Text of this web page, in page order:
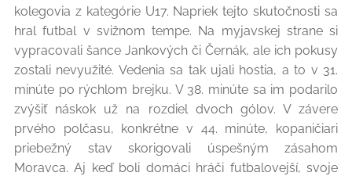
kolegovia z kategórie U17. Napriek tejto skutočnosti sa
hral futbal v svižnom tempe. Na myjavskej strane si
vypracovali šance Jankových či Černák, ale ich pokusy
zostali nevyužité. Vedenia sa tak ujali hostia, a to v 31.
minúte po rýchlom brejku. V 38. minúte sa im podarilo
zvýšiť náskok už na rozdiel dvoch gólov. V závere
prvého polčasu, konkrétne v 44. minúte, kopaničiari
priebežný stav skorigovali úspešným zásahom
Moravca. Aj keď boli domáci hráči futbalovejší, svoje